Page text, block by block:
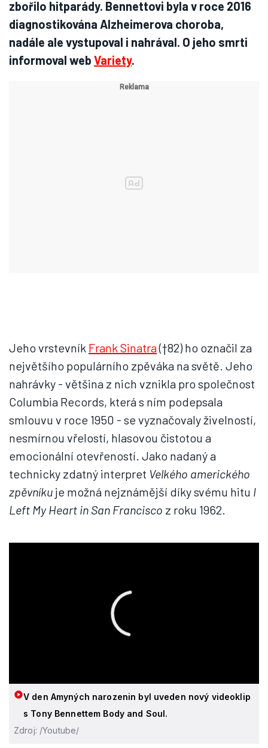
zbořilo hitparády. Bennettovi byla v roce 2016
diagnostikována Alzheimerova choroba,
nadále ale vystupoval i nahrával. O jeho smrti
informoval web Variety.
Jeho vrstevník Frank Sinatra(†82) ho označil za
největšího populárního zpěváka na světě. Jeho
nahrávky - většina z nich vznikla pro společnost
Columbia Records, která s ním podepsala
smlouvu v roce 1950 - se vyznačovaly živelností,
nesmírnou vřelostí, hlasovou čistotou a
emocionální otevřeností. Jako nadaný a
technicky zdatný interpret Velkého amerického
zpěvníku je možná nejznámější díky svému hitu I
Left My Heart in San Francisco z roku 1962.
V den Amyných narozenin byl uveden nový videoklip
s Tony Bennettem Body and Soul.
Zdroj: /Youtube/